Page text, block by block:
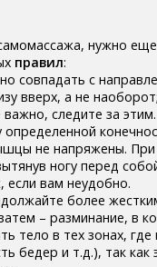
нужно
правил:
совпадать с
вверх, а не
следите за этим.
не напряжены. При
ногу перед
если вам неудобно.
более
– разминание, в
тело в тех зонах,
бедер и т.д.), так